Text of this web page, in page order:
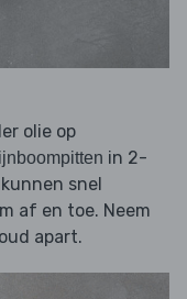
olie op
in 2-
kunnen snel
af en toe. Neem
apart.